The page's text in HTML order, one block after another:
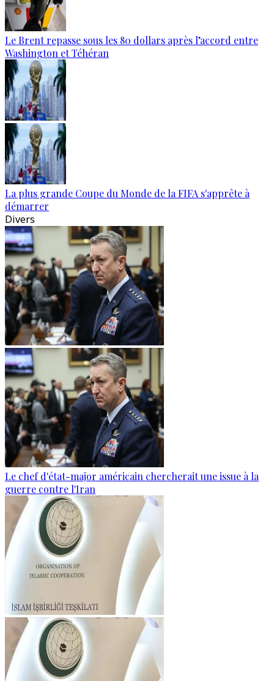
Le Brent repasse sous les 80 dollars après l’accord entre
Washington et Téhéran
La plus grande Coupe du Monde de la FIFA s'apprête à
démarrer
Divers
Le chef d'état-major américain chercherait une issue à la
guerre contre l'Iran